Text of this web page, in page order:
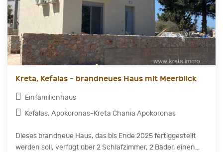
Kreta, Kefalas - brandneues Haus mit Meerblick
Einfamilienhaus
Kefalas, Apokoronas-Kreta Chania Apokoronas
Dieses brandneue Haus, das bis Ende 2025 fertiggestellt
werden soll, verfügt über 2 Schlafzimmer, 2 Bäder, einen...